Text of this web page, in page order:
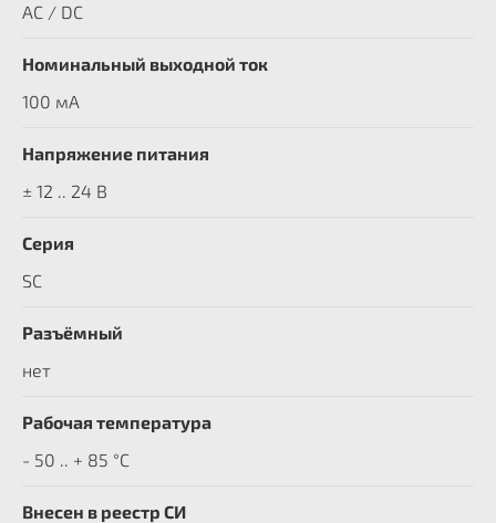
AC / DC
Номинальный выходной ток
100 мА
Напряжение питания
± 12 .. 24 В
Серия
SC
Разъёмный
нет
Рабочая температура
- 50 .. + 85 °C
Внесен в реестр СИ